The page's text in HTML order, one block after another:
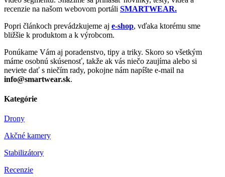
recenzie na našom webovom portáli SMARTWEAR.
Popri článkoch prevádzkujeme aj e-shop, vďaka ktorému sme
bližšie k produktom a k výrobcom.
Ponúkame Vám aj poradenstvo, tipy a triky. Skoro so všetkým
máme osobnú skúsenosť, takže ak vás niečo zaujíma alebo si
neviete dať s niečím rady, pokojne nám napíšte e-mail na
info@smartwear.sk.
Kategórie
Drony
Akčné kamery
Stabilizátory
Recenzie